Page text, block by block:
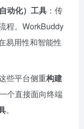
动化）工具 ：传
程。WorkBuddy
易用性和智能性
些平台侧重构建
个直接面向终端
。